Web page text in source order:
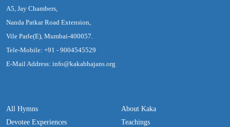
A5, Jay Chambers,
Nanda Patkar Road Extension,
Vile Parle(E), Mumbai-400057.
Tele-Mobile: +91 - 9004545529
E-Mail Address: info@kakabhajans.org
All Hymns
Devotee Experiences
About Kaka
Teachings